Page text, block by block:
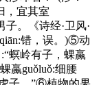
，宜其室
。《诗经·卫风·
错，误。)⑤动
螟岭有子，蜾蠃
蠃guǒluǒ:细腰